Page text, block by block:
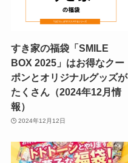
すき家の福袋「SMILE
BOX 2025」はお得なクー
ポンとオリジナルグッズが
たくさん（2024年12月情
報）
2024年12月12日